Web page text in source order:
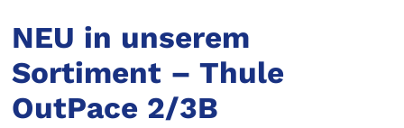
NEU in unserem
Sortiment – Thule
OutPace 2/3B